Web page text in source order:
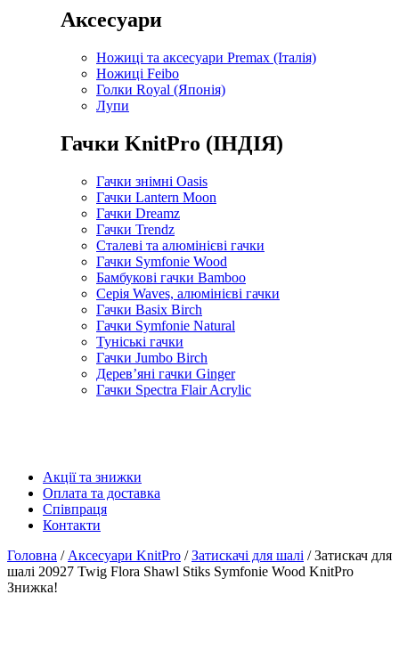
Аксесуари
Ножиці та аксесуари Premax (Італія)
Ножиці Feibo
Голки Royal (Японія)
Лупи
Гачки KnitPro (ІНДІЯ)
Гачки знімні Oasis
Гачки Lantern Moon
Гачки Dreamz
Гачки Trendz
Сталеві та алюмінієві гачки
Гачки Symfonie Wood
Бамбукові гачки Bamboo
Серія Waves, алюмінієві гачки
Гачки Basix Birch
Гачки Symfonie Natural
Туніські гачки
Гачки Jumbo Birch
Дерев’яні гачки Ginger
Гачки Spectra Flair Acrylic
Акції та знижки
Оплата та доставка
Співпраця
Контакти
Головна / Аксесуари KnitPro /Затискачі для шалі / Затискач для
шалі 20927 Twig Flora Shawl Stiks Symfonie Wood KnitPro
Знижка!